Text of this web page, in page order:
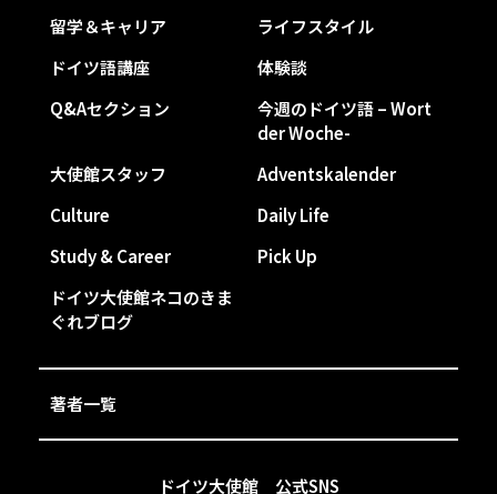
ドイツ大使館 公式SNS
留学＆キャリア
ライフスタイル
ドイツ語講座
体験談
Q&Aセクション
今週のドイツ語 – Wort
der Woche-
大使館スタッフ
Adventskalender
Culture
Daily Life
Study & Career
Pick Up
ドイツ大使館ネコのきま
ぐれブログ
著者一覧